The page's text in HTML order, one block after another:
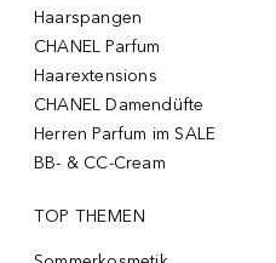
Haarspangen
CHANEL Parfum
Haarextensions
CHANEL Damendüfte
Herren Parfum im SALE
BB- & CC-Cream
TOP THEMEN